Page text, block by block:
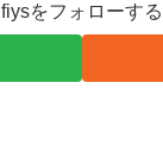
fiysをフォローする